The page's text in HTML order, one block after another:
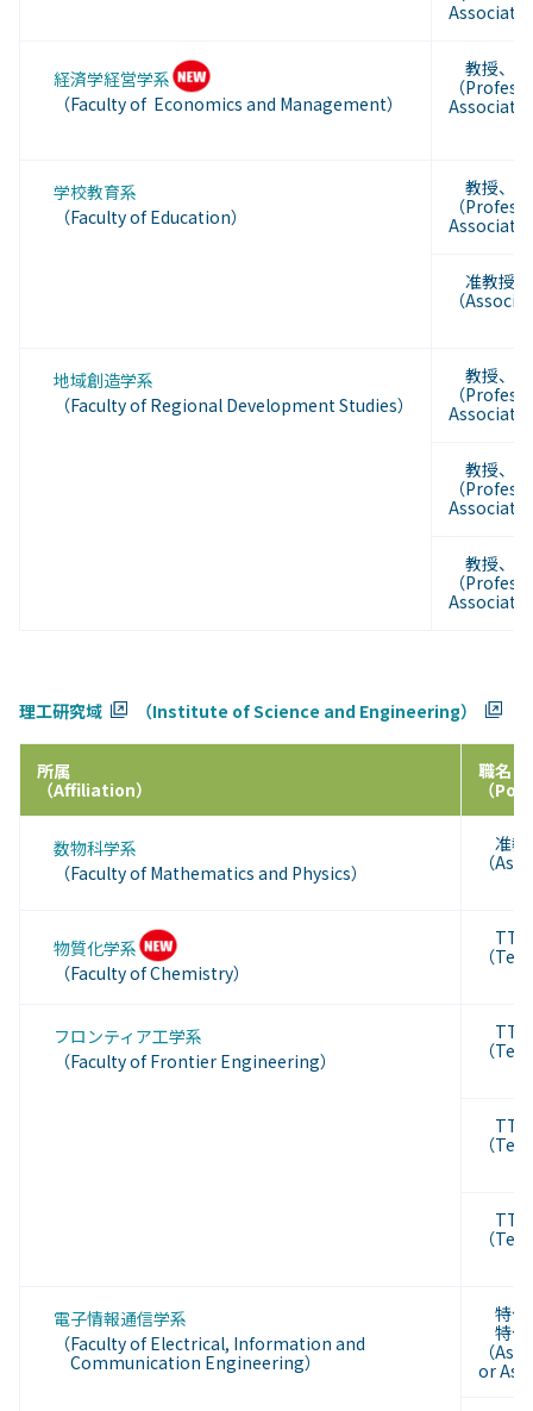
Associate
経済学経営学系
（Faculty of Economics and Management）
教授、
（
Associate
学校教育系
（Faculty ofEducation）
教授、
（
Associate
准教授
（
地域創造学系
（Faculty of Regional Development Studies）
教授、
（
Associate
教授、
（
Associate
教授、
（
Associate
理工研究域 （Institute of Science and Engineering）
所属
（Affiliation）
職名
（
数物科学系
（Faculty of Mathematics and Physics）
准教
（
物質化学系
（Faculty of Chemistry）
TT
（
フロンティア工学系
（Faculty of Frontier Engineering）
TT
（
TT
（
TT
（
電子情報通信学系
（Faculty of Electrical, Information and
Communication Engineering）
特任
特任
（
or